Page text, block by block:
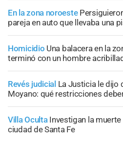
En la zona noroeste
pareja en auto que llevaba una
Homicidio Una balacera en la
terminó con un hombre
Revés judicial La Justicia le dijo
Moyano: qué restricciones
Villa Oculta Investigan la
ciudad de Santa Fe